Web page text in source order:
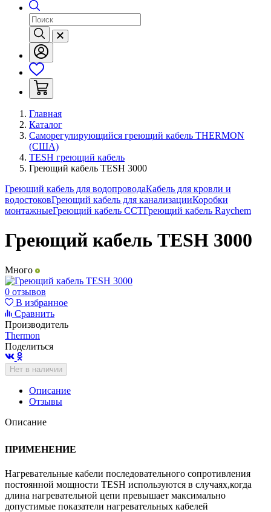
Главная
Каталог
Саморегулирующийся греющий кабель THERMON
(США)
TESH греющий кабель
Греющий кабель TESH 3000
Греющий кабель для водопроводаКабель для кровли и
водостоковГреющий кабель для канализацииКоробки
монтажныеГреющий кабель ССТГреющий кабель Raychem
Греющий кабель TESH 3000
Много
0 отзывов
В избранное
Сравнить
Производитель
Thermon
Поделиться
Нет в наличии
Описание
Отзывы
Описание
ПРИМЕНЕНИЕ
Нагревательные кабели последовательного сопротивления
постоянной мощности TESH используются в случаях,когда
длина нагревательной цепи превышает максимально
допустимые показатели нагревательных кабелей